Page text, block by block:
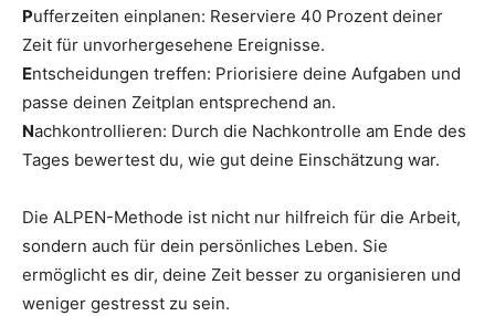
Pufferzeiten einplanen: Reserviere 40 Prozent deiner
Zeit für unvorhergesehene Ereignisse.
Entscheidungen treffen: Priorisiere deine Aufgaben und
passe deinen Zeitplan entsprechend an.
Nachkontrollieren: Durch die Nachkontrolle am Ende des
Tages bewertest du, wie gut deine Einschätzung war.
Die ALPEN-Methode ist nicht nur hilfreich für die Arbeit,
sondern auch für dein persönliches Leben. Sie
ermöglicht es dir, deine Zeit besser zu organisieren und
weniger gestresst zu sein.